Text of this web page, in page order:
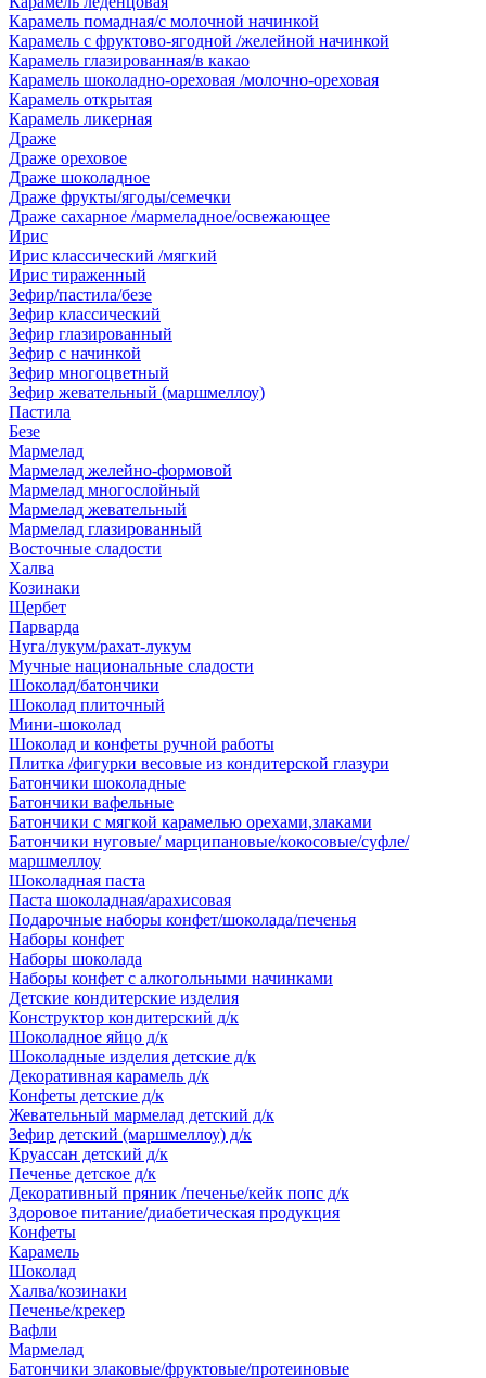
Карамель помадная/с молочной начинкой
Карамель с фруктово-ягодной /желейной начинкой
Карамель глазированная/в какао
Карамель шоколадно-ореховая /молочно-ореховая
Карамель открытая
Карамель ликерная
Драже
Драже ореховое
Драже шоколадное
Драже фрукты/ягоды/семечки
Драже сахарное /мармеладное/освежающее
Ирис
Ирис классический /мягкий
Ирис тираженный
Зефир/пастила/безе
Зефир классический
Зефир глазированный
Зефир с начинкой
Зефир многоцветный
Зефир жевательный (маршмеллоу)
Пастила
Безе
Мармелад
Мармелад желейно-формовой
Мармелад многослойный
Мармелад жевательный
Мармелад глазированный
Восточные сладости
Халва
Козинаки
Щербет
Парварда
Нуга/лукум/рахат-лукум
Мучные национальные сладости
Шоколад/батончики
Шоколад плиточный
Мини-шоколад
Шоколад и конфеты ручной работы
Плитка /фигурки весовые из кондитерской глазури
Батончики шоколадные
Батончики вафельные
Батончики с мягкой карамелью орехами,злаками
Батончики нуговые/ марципановые/кокосовые/суфле/
маршмеллоу
Шоколадная паста
Паста шоколадная/арахисовая
Подарочные наборы конфет/шоколада/печенья
Наборы конфет
Наборы шоколада
Наборы конфет с алкогольными начинками
Детские кондитерские изделия
Конструктор кондитерский д/к
Шоколадное яйцо д/к
Шоколадные изделия детские д/к
Декоративная карамель д/к
Конфеты детские д/к
Жевательный мармелад детский д/к
Зефир детский (маршмеллоу) д/к
Круассан детский д/к
Печенье детское д/к
Декоративный пряник /печенье/кейк попс д/к
Здоровое питание/диабетическая продукция
Конфеты
Карамель
Шоколад
Халва/козинаки
Печенье/крекер
Вафли
Мармелад
Батончики злаковые/фруктовые/протеиновые